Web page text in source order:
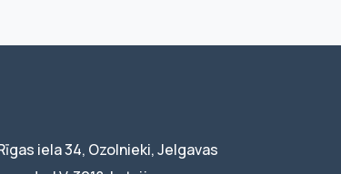
iela 34, Ozolnieki, Jelgavas